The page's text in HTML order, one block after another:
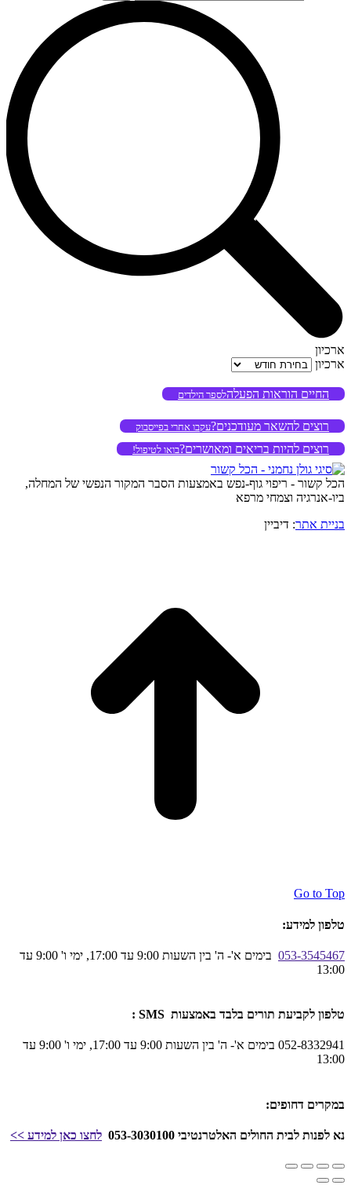
ארכיון
ארכיון
החיים הוראות הפעלהלספר הילדים
רוצים להשאר מעודכנים?עקבו אחרי בפייסבוק
רוצים להיות בריאים ומאושרים?בואו לטיפול!
הכל קשור - ריפוי גוף-נפש באמצעות הסבר המקור הנפשי של המחלה,
ביו-אנרגיה וצמחי מרפא
בניית אתר: דיביין
Go to Top
טלפון למידע:
053-3545467
בימים א'- ה' בין השעות 9:00 עד 17:00, ימי ו' 9:00 עד
13:00
טלפון לקביעת תורים בלבד באמצעות SMS :
052-8332941 בימים א'- ה' בין השעות 9:00 עד 17:00, ימי ו' 9:00 עד
13:00
במקרים דחופים:
נא לפנות לבית החולים האלטרנטיבי 053-3030100 לחצו כאן למידע >>